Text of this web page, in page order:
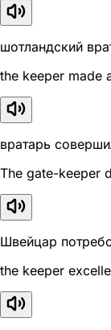
шотландский
the keeper made
вратарь
The gate-keeper
Швейцар
the keeper